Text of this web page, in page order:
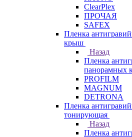
ClearPlex
ПРОЧАЯ
SAFEX
Пленка
крыш
Назад
Пленка
панорамных
PROFILM
MAGNUM
DETRONA
Пленка
тонирующая
Назад
Пленка